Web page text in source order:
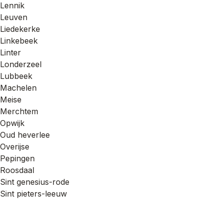
Lennik
Leuven
Liedekerke
Linkebeek
Linter
Londerzeel
Lubbeek
Machelen
Meise
Merchtem
Opwijk
Oud heverlee
Overijse
Pepingen
Roosdaal
Sint genesius-rode
Sint pieters-leeuw